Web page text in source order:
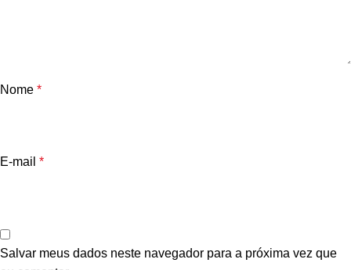
Nome *
E-mail *
Salvar meus dados neste navegador para a próxima vez que